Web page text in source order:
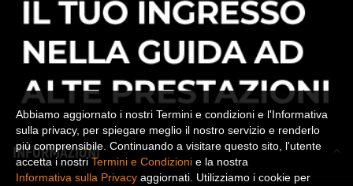
INFORMAZIONI
Abbiamo aggiornato i nostri Termini e condizioni e l'Informativa
sulla privacy, per spiegare meglio il nostro servizio e renderlo
più comprensibile. Continuando a visitare questo sito, l'utente
accetta i nostriTermini e Condizioni e la nostra
Informativa sulla Privacy aggiornati. Utilizziamo i cookie per